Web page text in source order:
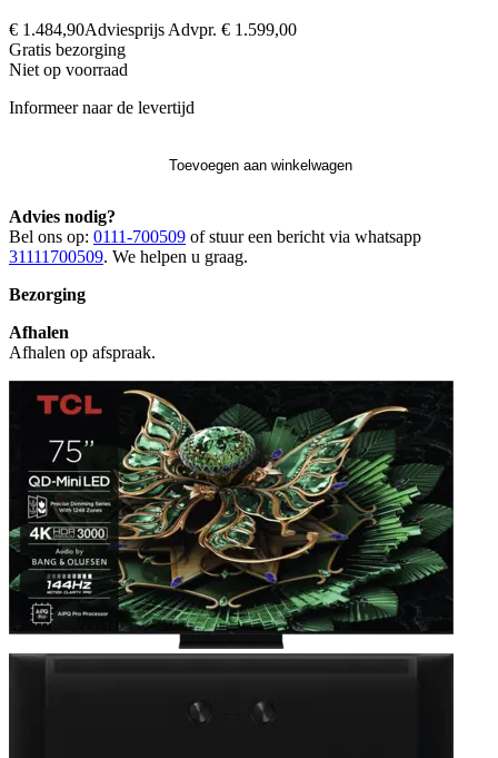
€ 1.484,90Adviesprijs Advpr. € 1.599,00
Gratis bezorging
Niet op voorraad
Informeer naar de levertijd
Toevoegen aan winkelwagen
Advies nodig?
Bel ons op: 0111-700509 of stuur een bericht via whatsapp
31111700509. We helpen u graag.
Bezorging
Afhalen
Afhalen op afspraak.